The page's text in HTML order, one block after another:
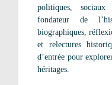
politiques,
fondateur de
biographiques,
et relectures
d’entrée pour
héritages.